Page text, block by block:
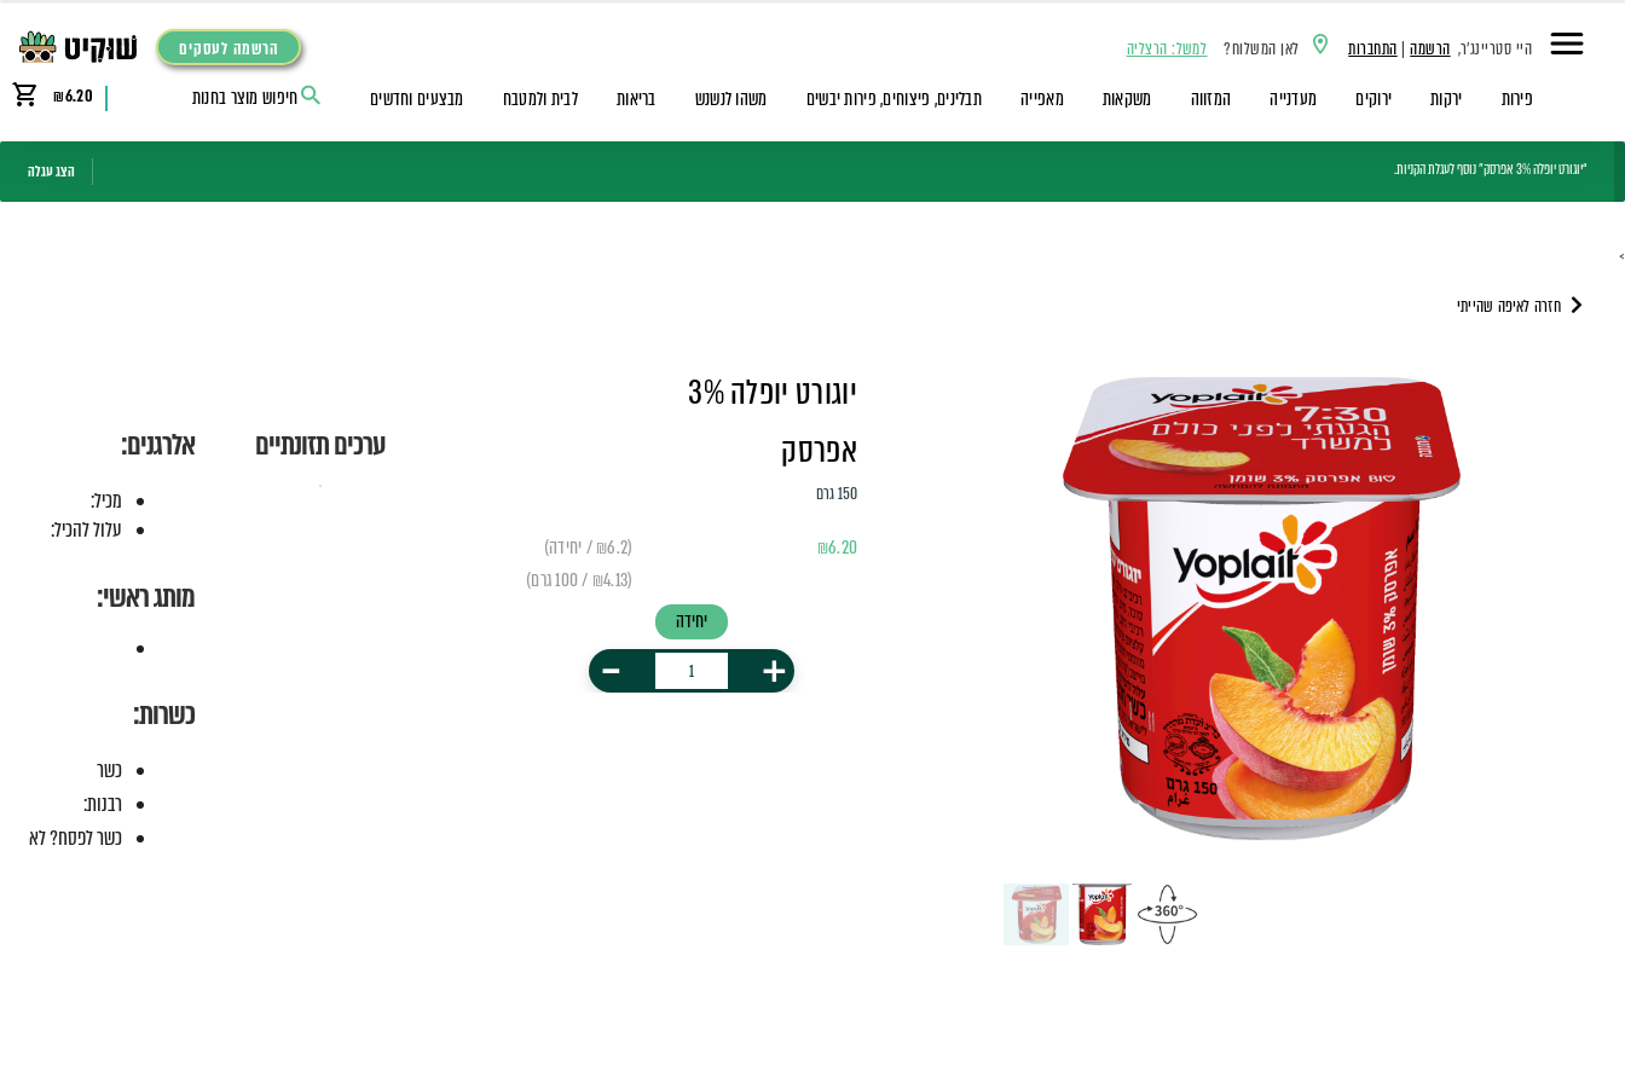
היי סטריינג'ר, הרשמה| התחברות לאן המשלוח? למשל: הרצליה הרשמה לעסקים
פירות ירקות ירוקים מעדנייה המזווה משקאות מאפייה תבלינים, פיצוחים, פירות יבשים משהו לנשנש בריאות לבית ולמטבח מבצעים וחדשים ₪6.20
הצג עגלה “יוגורט יופלה 3% אפרסק” נוסף לעגלת הקניות.
>
חזרה לאיפה שהייתי
יוגורט יופלה 3%
אפרסק
150 גרם
₪6.20
(₪6.2 / יחידה)
(₪4.13 / 100 גרם)
יחידה
+
-
ערכים תזונתיים אלרגנים:
מכיל:
עלול להכיל:
מותג ראשי:
כשרות:
כשר
רבנות:
כשר לפסח? לא